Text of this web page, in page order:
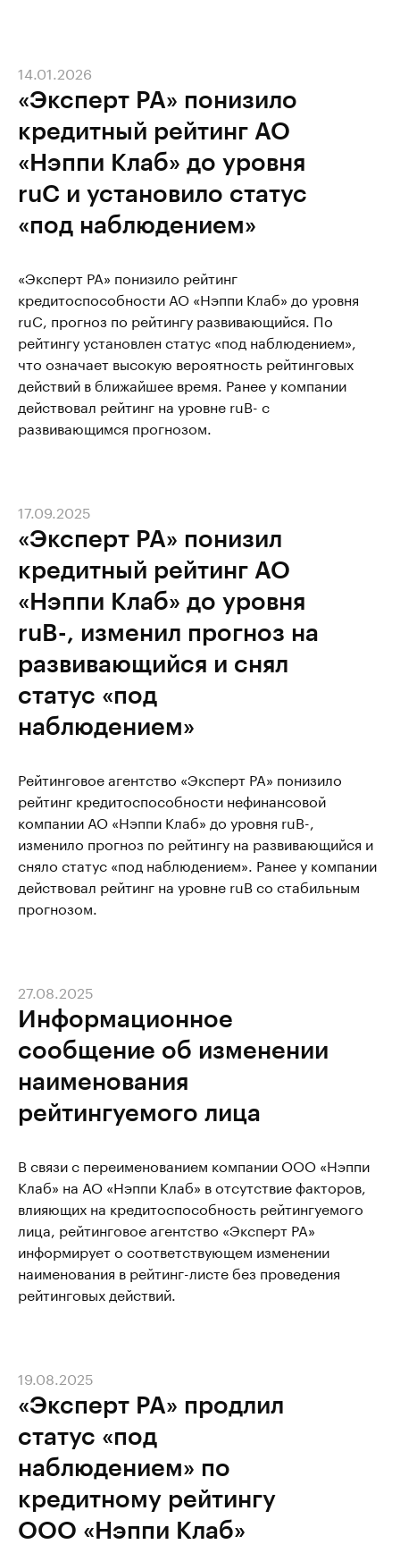
«Эксперт РА» понизило
кредитный рейтинг АО
«Нэппи Клаб» до уровня
ruC и установило статус
«под наблюдением»
14.01.2026
«Эксперт РА» понизило рейтинг
кредитоспособности АО «Нэппи Клаб» до уровня
ruC, прогноз по рейтингу развивающийся. По
рейтингу установлен статус «под наблюдением»,
что означает высокую вероятность рейтинговых
действий в ближайшее время. Ранее у компании
действовал рейтинг на уровне ruB- с
развивающимся прогнозом.
«Эксперт РА» понизил
кредитный рейтинг АО
«Нэппи Клаб» до уровня
ruB-, изменил прогноз на
развивающийся и снял
статус «под
наблюдением»
17.09.2025
Рейтинговое агентство «Эксперт РА» понизило
рейтинг кредитоспособности нефинансовой
компании АО «Нэппи Клаб» до уровня ruB-,
изменило прогноз по рейтингу на развивающийся и
сняло статус «под наблюдением». Ранее у компании
действовал рейтинг на уровне ruB со стабильным
прогнозом.
Информационное
сообщение об изменении
наименования
рейтингуемого лица
27.08.2025
В связи с переименованием компании ООО «Нэппи
Клаб» на АО «Нэппи Клаб» в отсутствие факторов,
влияющих на кредитоспособность рейтингуемого
лица, рейтинговое агентство «Эксперт РА»
информирует о соответствующем изменении
наименования в рейтинг-листе без проведения
рейтинговых действий.
«Эксперт РА» продлил
статус «под
наблюдением» по
кредитному рейтингу
ООО «Нэппи Клаб»
19.08.2025